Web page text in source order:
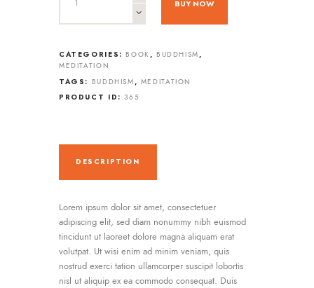
BUY NOW
CATEGORIES:BOOK,BUDDHISM,
MEDITATION
TAGS: BUDDHISM , MEDITATION
PRODUCT ID:365
DESCRIPTION
Lorem ipsum dolor sit amet, consectetuer
adipiscing elit, sed diam nonummy nibh euismod
tincidunt ut laoreet dolore magna aliquam erat
volutpat. Ut wisi enim ad minim veniam, quis
nostrud exerci tation ullamcorper suscipit lobortis
nisl ut aliquip ex ea commodo consequat. Duis